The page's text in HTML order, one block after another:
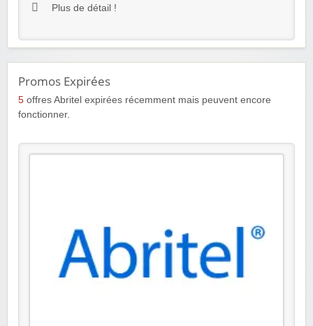
Plus de détail !
Promos Expirées
5 offres Abritel expirées récemment mais peuvent encore
fonctionner.